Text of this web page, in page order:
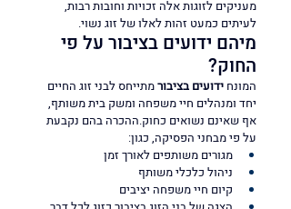
מעניקים לזוגות אלה זכויות וחובות רבות,
לעיתים כמעט זהות לאלו של זוג נשוי.
מיהם ידועים בציבור על פי
החוק?
המונח ידועים בציבור מתייחס לבני זוג החיים
יחד ומנהלים חיי משפחה ומשק בית משותף,
אף שאינם נשואים כחוק.ההכרה בהם נקבעת
על פי מבחני הפסיקה, כגון:
מגורים משותפים לאורך זמן
ניהול כלכלי משותף
קיום חיי משפחה יציבים